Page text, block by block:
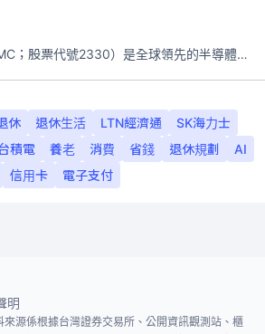
台積電（tSMC；股票代號2330）是全球領先的半導體代工公司，成立於1987年，總部位於台灣新竹。且已於美國、日本、德國及中國設廠，台積電是全球首家專業積體電路製造服務公司，也是全球最先進和最大規模的半導體代工廠。
休 退休生活 LTN經濟通
SK海力士
積電 養老 消費 省錢 退休規劃
AI
信用卡 電子支付
明
源係根據台灣證券交易所、公開資訊觀測站、櫃